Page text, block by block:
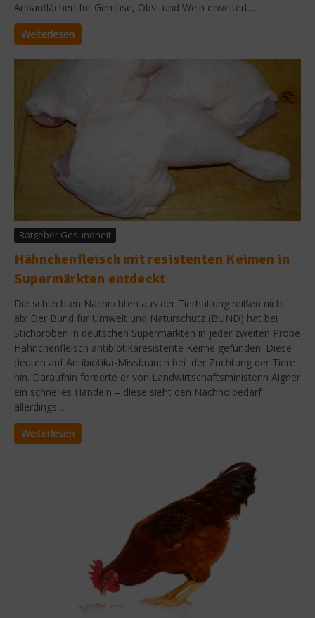
Anbauflächen für Gemüse, Obst und Wein erweitert....
Weiterlesen
Ratgeber Gesundheit
Hähnchenfleisch mit resistenten Keimen in
Supermärkten entdeckt
Die schlechten Nachrichten aus der Tierhaltung reißen nicht
ab: Der Bund für Umwelt und Naturschutz (BUND) hat bei
Stichproben in deutschen Supermärkten in jeder zweiten Probe
Hähnchenfleisch antibiotikaresistente Keime gefunden. Diese
deuten auf Antibiotika-Missbrauch bei der Züchtung der Tiere
hin. Daraufhin forderte er von Landwirtschaftsministerin Aigner
ein schnelles Handeln – diese sieht den Nachholbedarf
allerdings...
Weiterlesen